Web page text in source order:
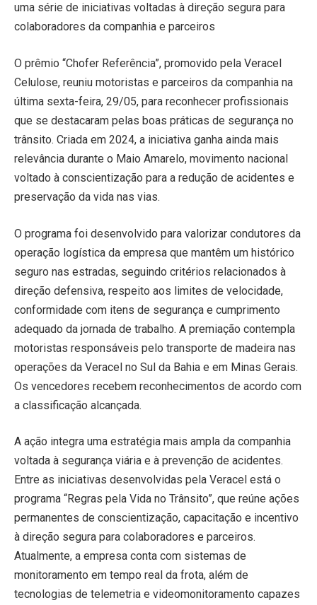
uma série de iniciativas voltadas à direção segura para
colaboradores da companhia e parceiros
O prêmio “Chofer Referência”, promovido pela Veracel
Celulose, reuniu motoristas e parceiros da companhia na
última sexta-feira, 29/05, para reconhecer profissionais
que se destacaram pelas boas práticas de segurança no
trânsito. Criada em 2024, a iniciativa ganha ainda mais
relevância durante o Maio Amarelo, movimento nacional
voltado à conscientização para a redução de acidentes e
preservação da vida nas vias.
O programa foi desenvolvido para valorizar condutores da
operação logística da empresa que mantêm um histórico
seguro nas estradas, seguindo critérios relacionados à
direção defensiva, respeito aos limites de velocidade,
conformidade com itens de segurança e cumprimento
adequado da jornada de trabalho. A premiação contempla
motoristas responsáveis pelo transporte de madeira nas
operações da Veracel no Sul da Bahia e em Minas Gerais.
Os vencedores recebem reconhecimentos de acordo com
a classificação alcançada.
A ação integra uma estratégia mais ampla da companhia
voltada à segurança viária e à prevenção de acidentes.
Entre as iniciativas desenvolvidas pela Veracel está o
programa “Regras pela Vida no Trânsito”, que reúne ações
permanentes de conscientização, capacitação e incentivo
à direção segura para colaboradores e parceiros.
Atualmente, a empresa conta com sistemas de
monitoramento em tempo real da frota, além de
tecnologias de telemetria e videomonitoramento capazes